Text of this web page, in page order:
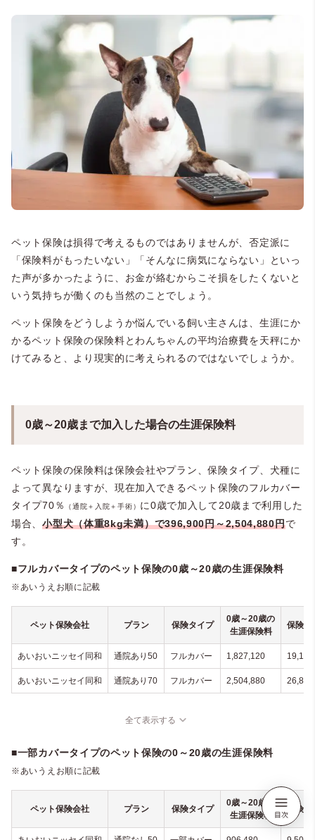
ペット保険は損得で考えるものではありませんが、否定派に
「保険料がもったいない」「そんなに病気にならない」といっ
た声が多かったように、お金が絡むからこそ損をしたくないと
いう気持ちが働くのも当然のことでしょう。
ペット保険をどうしようか悩んでいる飼い主さんは、生涯にか
かるペット保険の保険料とわんちゃんの平均治療費を天秤にか
けてみると、より現実的に考えられるのではないでしょうか。
0歳～20歳まで加入した場合の生涯保険料
ペット保険の保険料は保険会社やプラン、保険タイプ、犬種に
よって異なりますが、現在加入できるペット保険のフルカバー
タイプ70％
（通院＋入院＋手術） に0歳で加入して20歳まで利用した
場合、小型犬（体重8kg未満）で396,900円～2,504,880円で
す。
■フルカバータイプのペット保険の0歳～20歳の生涯保険料
※あいうえお順に記載
ペット保険会社 プラン 保険タイプ
0歳～20歳の
生涯保険料
保険料
あいおいニッセイ同和 通院あり50 フルカバー 1,827,120 19,180
あいおいニッセイ同和 通院あり70 フルカバー 2,504,880 26,860
全て表示する
■一部カバータイプのペット保険の0～20歳の生涯保険料
※あいうえお順に記載
ペット保険会社 プラン 保険タイプ
0歳～20歳の
生涯保険料
保険料